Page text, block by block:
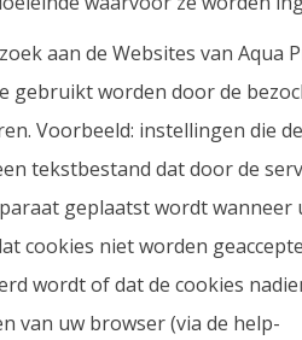
aan de Websites van Aqua
gebruikt worden door de
Voorbeeld: instellingen die
tekstbestand dat door de
geplaatst wordt
cookies niet worden
wordt of dat de cookies
van uw browser (via de help-